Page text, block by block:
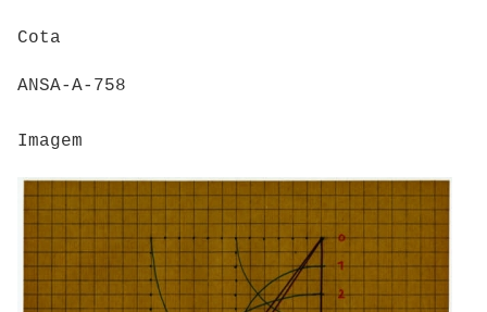
Cota
ANSA-A-758
Imagem